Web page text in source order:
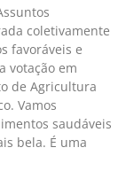
coletivamente
favoráveis e
votação em
de Agricultura
Vamos
saudáveis
bela. É uma